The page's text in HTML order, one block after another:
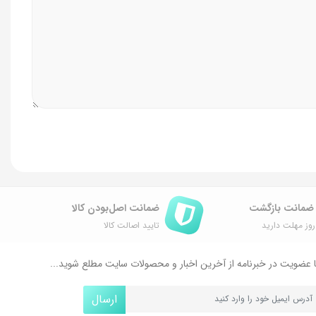
مهلت دارید
ضمانت اصل‌بودن کالا
تایید اصالت کالا
عضویت در خبرنامه از آخرین اخبار و محصولات سایت مطلع شوید...
ارسال